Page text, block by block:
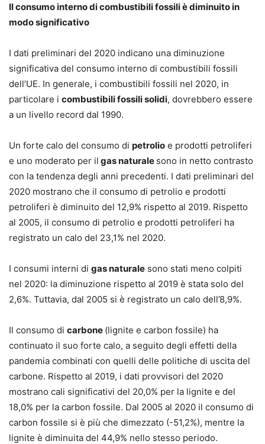
Il consumo interno di combustibili fossili è diminuito in
modo significativo
I dati preliminari del 2020 indicano una diminuzione
significativa del consumo interno di combustibili fossili
dell’UE. In generale, i combustibili fossili nel 2020, in
particolare i combustibili fossili solidi, dovrebbero essere
a un livello record dal 1990.
Un forte calo del consumo di petrolio e prodotti petroliferi
e uno moderato per il gas naturale sono in netto contrasto
con la tendenza degli anni precedenti. I dati preliminari del
2020 mostrano che il consumo di petrolio e prodotti
petroliferi è diminuito del 12,9% rispetto al 2019. Rispetto
al 2005, il consumo di petrolio e prodotti petroliferi ha
registrato un calo del 23,1% nel 2020.
I consumi interni di gas naturale sono stati meno colpiti
nel 2020: la diminuzione rispetto al 2019 è stata solo del
2,6%. Tuttavia, dal 2005 si è registrato un calo dell’8,9%.
Il consumo di carbone (lignite e carbon fossile) ha
continuato il suo forte calo, a seguito degli effetti della
pandemia combinati con quelli delle politiche di uscita del
carbone. Rispetto al 2019, i dati provvisori del 2020
mostrano cali significativi del 20,0% per la lignite e del
18,0% per la carbon fossile. Dal 2005 al 2020 il consumo di
carbon fossile si è più che dimezzato (-51,2%), mentre la
lignite è diminuita del 44,9% nello stesso periodo.